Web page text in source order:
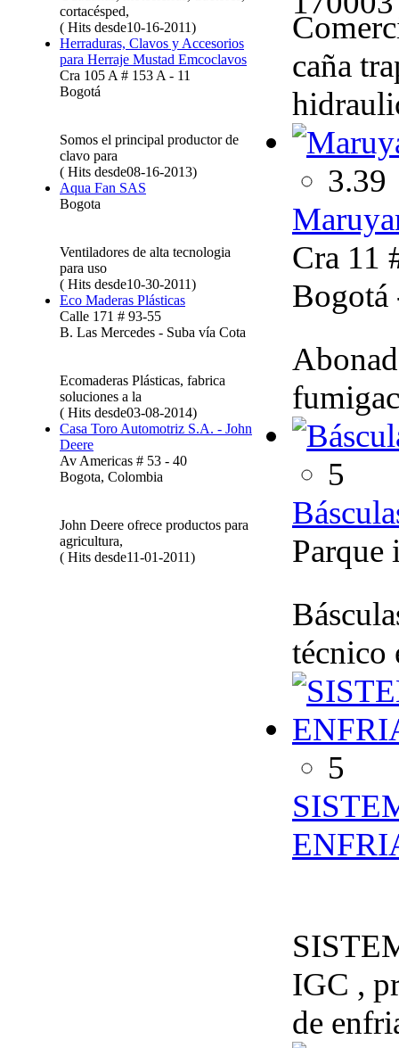
cortacésped,
( Hits desde10-16-2011)
Herraduras, Clavos y Accesorios
para Herraje Mustad Emcoclavos
Cra 105 A # 153 A - 11
Bogotá
Somos el principal productor de
clavo para
( Hits desde08-16-2013)
Aqua Fan SAS
Bogota
Ventiladores de alta tecnologia
para uso
( Hits desde10-30-2011)
Eco Maderas Plásticas
Calle 171 # 93-55
B. Las Mercedes - Suba vía Cota
Ecomaderas Plásticas, fabrica
soluciones a la
( Hits desde03-08-2014)
Casa Toro Automotriz S.A. - John
Deere
Av Americas # 53 - 40
Bogota, Colombia
John Deere ofrece productos para
agricultura,
( Hits desde11-01-2011)
caña
3.39
Cra 11
Bogotá
5
Parque
técnico
5
IGC ,
de